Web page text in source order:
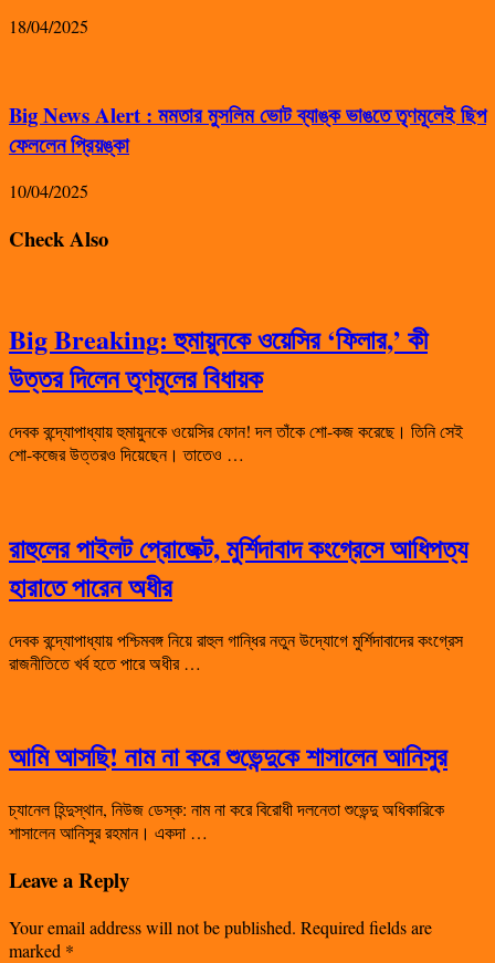
18/04/2025
Big News Alert : মমতার মুসলিম ভোট ব্যাঙ্ক ভাঙতে তৃণমূলেই ছিপ
ফেললেন প্রিয়ঙ্কা
10/04/2025
Check Also
Big Breaking: হুমায়ুনকে ওয়েসির ‘ফিলার,’ কী
উত্তর দিলেন তৃণমূলের বিধায়ক
দেবক বন্দ্যোপাধ্যায় হুমায়ুনকে ওয়েসির ফোন! দল তাঁকে শো-কজ করেছে। তিনি সেই
শো-কজের উত্তরও দিয়েছেন। তাতেও …
রাহুলের পাইলট প্রোজেক্ট, মুর্শিদাবাদ কংগ্রেসে আধিপত্য
হারাতে পারেন অধীর
দেবক বন্দ্যোপাধ্যায় পশ্চিমবঙ্গ নিয়ে রাহুল গান্ধির নতুন উদ্যোগে মুর্শিদাবাদের কংগ্রেস
রাজনীতিতে খর্ব হতে পারে অধীর …
আমি আসছি! নাম না করে শুভেন্দুকে শাসালেন আনিসুর
চ্যানেল হিন্দুস্থান, নিউজ ডেস্ক: নাম না করে বিরোধী দলনেতা শুভেন্দু অধিকারিকে
শাসালেন আনিসুর রহমান। একদা …
Leave a Reply
Your email address will not be published. Required fields are
marked *